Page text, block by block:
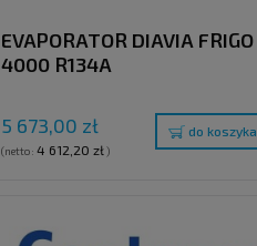
EVAPORATOR DIAVIA FRIGO
4000 R134A
5 673,00 zł
(netto: 4 612,20 zł)
do koszyka